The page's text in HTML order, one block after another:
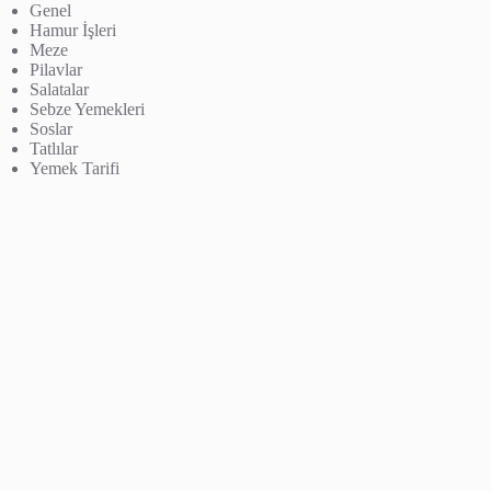
Genel
Hamur İşleri
Meze
Pilavlar
Salatalar
Sebze Yemekleri
Soslar
Tatlılar
Yemek Tarifi